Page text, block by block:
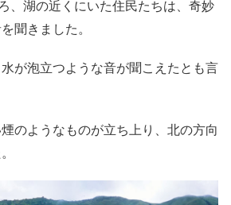
、湖の近くにいた住民たちは、奇妙
聞きました。
が泡立つような音が聞こえたとも言
のようなものが立ち上り、北の方向